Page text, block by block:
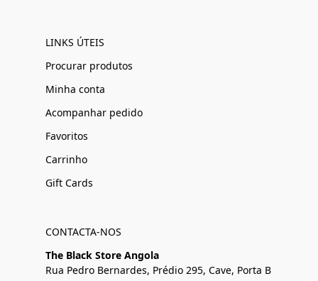
LINKS ÚTEIS
Procurar produtos
Minha conta
Acompanhar pedido
Favoritos
Carrinho
Gift Cards
CONTACTA-NOS
The Black Store Angola
Rua Pedro Bernardes, Prédio 295, Cave, Porta B